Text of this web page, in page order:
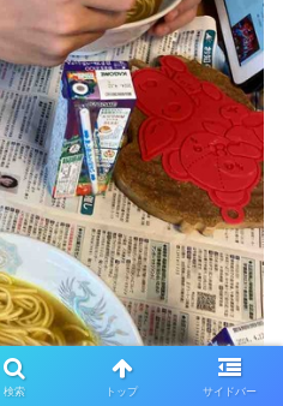
検索 トップ サイドバー